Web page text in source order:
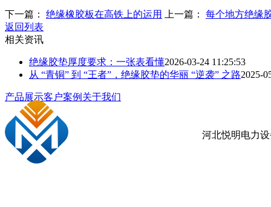
下一篇： 绝缘橡胶板在高铁上的运用 上一篇： 每个地方绝缘
返回列表
相关资讯
绝缘胶垫厚度要求：一张表看懂2026-03-24 11:25:53
从 “青铜” 到 “王者”，绝缘胶垫的华丽 “逆袭” 之路2025-
产品展示客户案例 关于我们
河北悦明电力